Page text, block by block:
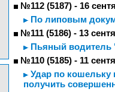
№112 (5187) - 16
По липовым
№111 (5186) - 13
Пьяный водитель
№110 (5185) - 11
Удар по кошельку
получить